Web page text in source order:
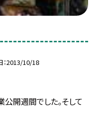
2013/10/18
開週間でした。そして